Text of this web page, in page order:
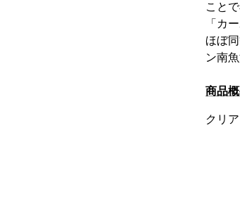
こと
「カ
ほぼ
ン南
商品
クリ